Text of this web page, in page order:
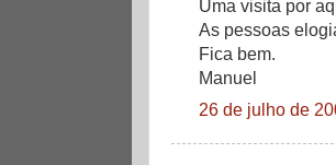
Uma visita por
As pessoas
Fica bem.
Manuel
26 de julho de